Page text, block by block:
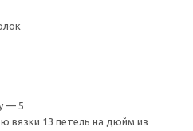
— 5
вязки 13 петель на дюйм из